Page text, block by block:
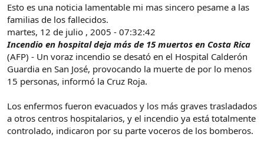
t
e
a
o
Esto es una noticia lamentable mi mas sincero pesame a las
familias de los fallecidos.
martes, 12 de julio , 2005 - 07:32:42
Incendio en hospital deja más de 15 muertos en Costa Rica
(AFP) - Un voraz incendio se desató en el Hospital Calderón
Guardia en San José, provocando la muerte de por lo menos
15 personas, informó la Cruz Roja.
Los enfermos fueron evacuados y los más graves trasladados
a otros centros hospitalarios, y el incendio ya está totalmente
controlado, indicaron por su parte voceros de los bomberos.